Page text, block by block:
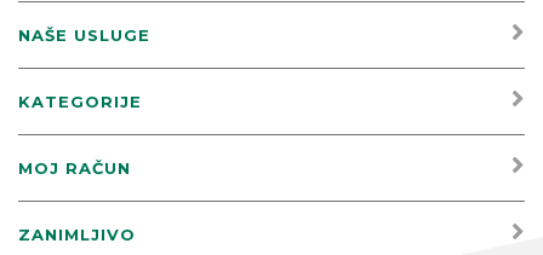
NAŠE USLUGE
KATEGORIJE
MOJ RAČUN
ZANIMLJIVO